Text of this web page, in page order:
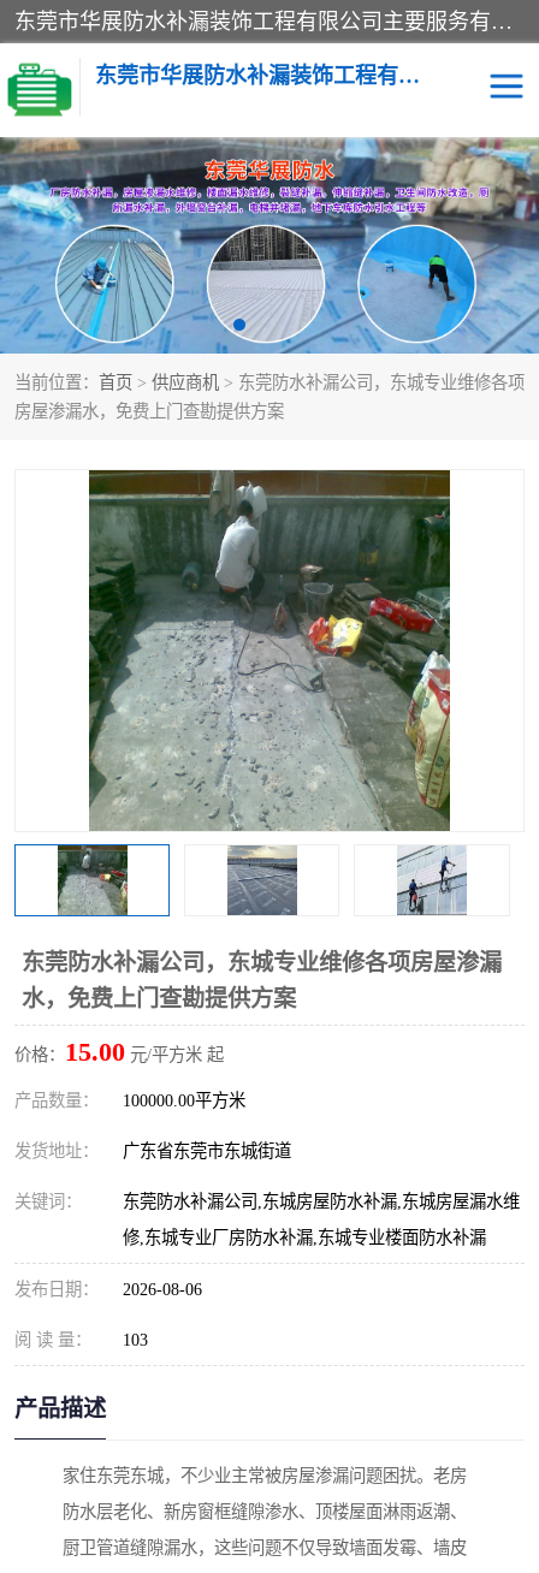
东莞市华展防水补漏装饰工程有限公司主要服务有：东莞防水补漏，东莞厂房防水补漏，东莞房屋渗漏水维修，楼面漏水维修，裂缝补漏，伸缩缝补漏，卫生间防水改造，厕所漏水补漏，外墙窗台补漏，电梯井堵漏，地下车库防水引水工程等
东莞市华展防水补漏装饰工程有限公司
当前位置： 首页 > 供应商机 > 东莞防水补漏公司，东城专业维修各项
房屋渗漏水，免费上门查勘提供方案
东莞防水补漏公司，东城专业维修各项房屋渗漏
水，免费上门查勘提供方案
价格： 15.00 元/平方米 起
产品数量： 100000.00平方米
发货地址： 广东省东莞市东城街道
关键词：
东莞防水补漏公司,东城房屋防水补漏,东城房屋漏水维
修,东城专业厂房防水补漏,东城专业楼面防水补漏
发布日期： 2026-08-06
阅 读 量： 103
产品描述
家住东莞东城，不少业主常被房屋渗漏问题困扰。老房
防水层老化、新房窗框缝隙渗水、顶楼屋面淋雨返潮、
厨卫管道缝隙漏水，这些问题不仅导致墙面发霉、墙皮
楼面防水补漏 外墙防水补漏
阳台卫生间防水补漏 地下室防水补漏
金属房搭建及补漏